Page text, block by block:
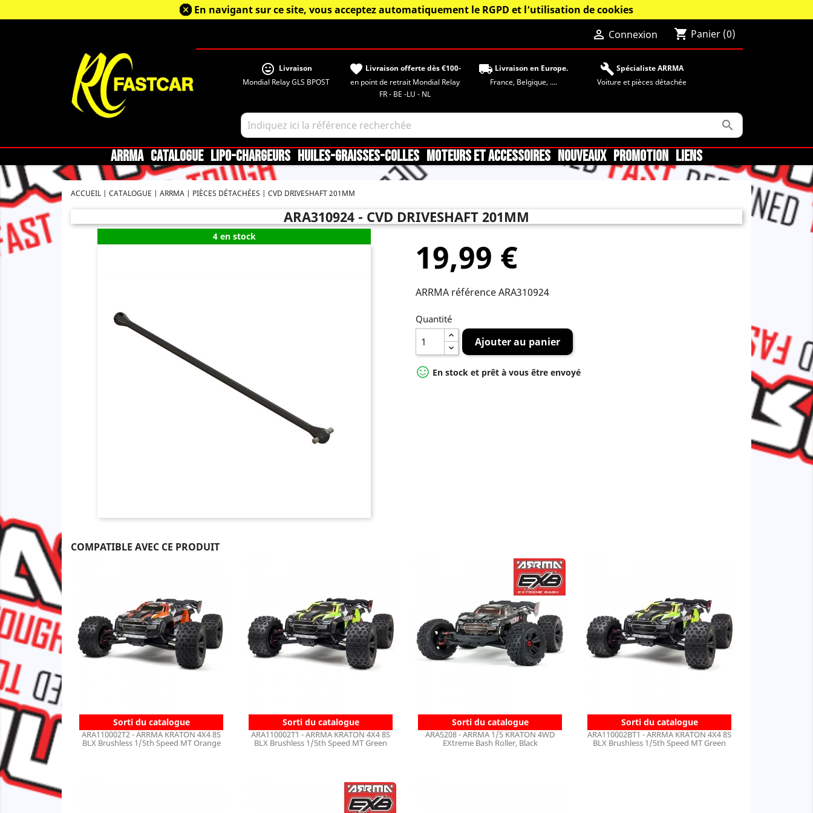
En navigant sur ce site, vous acceptez automatiquement le RGPD et l’utilisation de cookies
 Connexion shopping_cart Panier (0)
sentiment_very_satisfied Livraison
Mondial Relay GLS BPOST
favorite Livraison offerte dès €100-
en point de retrait Mondial Relay
FR - BE -LU - NL
local_shipping Livraison en Europe.
France, Belgique, ....
build Spécialiste ARRMA
Voiture et pièces détachée

ARRMA CATALOGUE LIPO-CHARGEURS HUILES-GRAISSES-COLLES MOTEURS ET ACCESSOIRES NOUVEAUX PROMOTION LIENS
ACCUEIL CATALOGUE ARRMA PIÈCES DÉTACHÉES CVD DRIVESHAFT 201MM
ARA310924 - CVD DRIVESHAFT 201MM
4 en stock
19,99 €
ARRMA référence ARA310924
Quantité
Ajouter au panier
 En stock et prêt à vous être envoyé
COMPATIBLE AVEC CE PRODUIT
Sorti du catalogue
ARA110002T2 - ARRMA KRATON 4X4 8S
BLX Brushless 1/5th Speed MT Orange
Sorti du catalogue
ARA110002T1 - ARRMA KRATON 4X4 8S
BLX Brushless 1/5th Speed MT Green
Sorti du catalogue
ARA5208 - ARRMA 1/5 KRATON 4WD
EXtreme Bash Roller, Black
Sorti du catalogue
ARA110002BT1 - ARRMA KRATON 4X4 8S
BLX Brushless 1/5th Speed MT Green